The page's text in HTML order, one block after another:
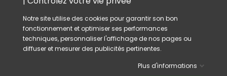
ou autres matières.
Avec un ciseau, coupez la partie du Sticker qui
dépasse. Puis limez l'extrémité de l'ongle pour
retirer l'excédent du sticker afin qu'il suive le
Notre site utilise des cookies pour garantir son bon
fonctionnement et optimiser ses performances
techniques, personnaliser l'affichage de nos pages ou
diffuser et mesurer des publicités pertinentes.
Plus d'informations